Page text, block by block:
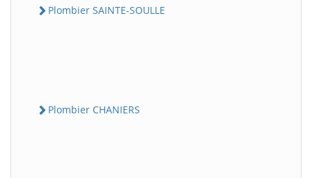
Plombier SAINTE-SOULLE
Plombier CHANIERS